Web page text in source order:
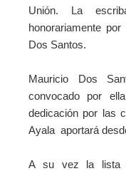
Unión. La
honorariamente
Dos Santos.
Mauricio Dos
convocado por
dedicación por las
Ayala aportará
A su vez la lista